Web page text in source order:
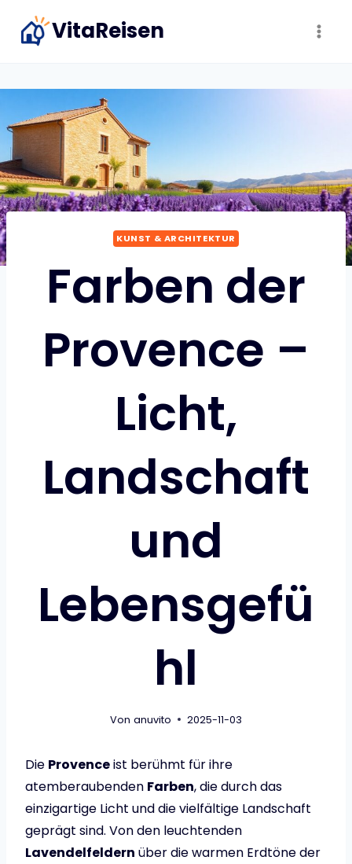
Inhalt
VitaReisen
KUNST & ARCHITEKTUR
Farben der
Provence –
Licht,
Landschaft
und
Lebensgefü
hl
Von anuvito 2025-11-03
Die Provenceist berühmt für ihre
atemberaubenden Farben, die durch das
einzigartige Licht und die vielfältige Landschaft
geprägt sind. Von den leuchtenden
Lavendelfeldern über die warmen Erdtöne der